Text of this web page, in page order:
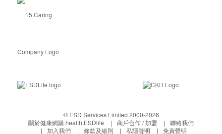
© ESD Services Limited 2000-2026
關於健康網購 health.ESDlife
商戶合作 / 加盟
聯絡我們
加入我們
條款及細則 私隱聲明 免責聲明